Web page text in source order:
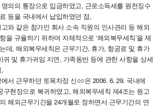
의의 통장으로 입금하였고, 근로소득세를 원천징수
등을 국내에서 납입하였던 점,
와 같은 참가인 회사 소속 직원의 인사관리 등 해외
을 규율하기 위하여 자체적으로 ‘해외복무세칙’을 제
데, 해외복무세칙은 근무기간, 휴가, 항공료 및 휴가
귀 및 휴가귀임 지연, 가족동반 등에 관한 사항을 상세
서 근무하던 토목차장 신○○은 2006. 6. 29. 국내에
현장으로 복귀하였고, 해외복무세칙 제4조는 원고
해외근무기간을 24개월로 정하면서 근무기간의 연